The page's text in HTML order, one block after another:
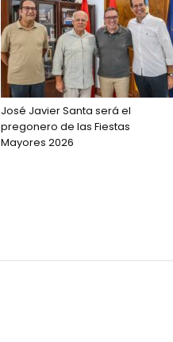
José Javier Santa será el
pregonero de las Fiestas
Mayores 2026